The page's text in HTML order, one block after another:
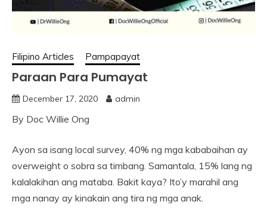
Filipino Articles Pampapayat
Paraan Para Pumayat
December 17, 2020 admin
By Doc Willie Ong
Ayon sa isang local survey, 40% ng mga kababaihan ay
overweight o sobra sa timbang. Samantala, 15% lang ng
kalalakihan ang mataba. Bakit kaya? Ito’y marahil ang
mga nanay ay kinakain ang tira ng mga anak.